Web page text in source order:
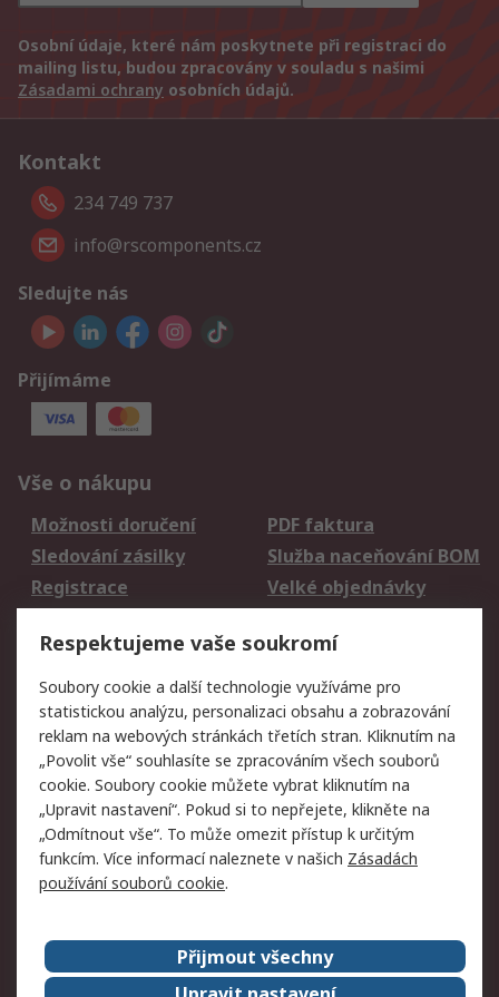
Osobní údaje, které nám poskytnete při registraci do
mailing listu, budou zpracovány v souladu s našimi
Zásadami ochrany osobních údajů.
Kontakt
234 749 737
info@rscomponents.cz
Sledujte nás
Přijímáme
Vše o nákupu
Možnosti doručení
PDF faktura
Sledování zásilky
Služba naceňování BOM
Registrace
Velké objednávky
Právní
Autorská práva
Obchodní podmínky
společnosti RS
Prohlášení o ochraně
údajů
Zabezpečení
elektronické pošty
Zásady pro soubory
cookie
Zásady ochrany
osobních údajů
Kontakt
O naší společnosti
RS Group
Respektujeme vaše soukromí
Soubory cookie a další technologie využíváme pro
statistickou analýzu, personalizaci obsahu a zobrazování
reklam na webových stránkách třetích stran. Kliknutím na
„Povolit vše“ souhlasíte se zpracováním všech souborů
cookie. Soubory cookie můžete vybrat kliknutím na
„Upravit nastavení“. Pokud si to nepřejete, klikněte na
„Odmítnout vše“. To může omezit přístup k určitým
funkcím. Více informací naleznete v našich Zásadách
používání souborů cookie.
Přijmout všechny